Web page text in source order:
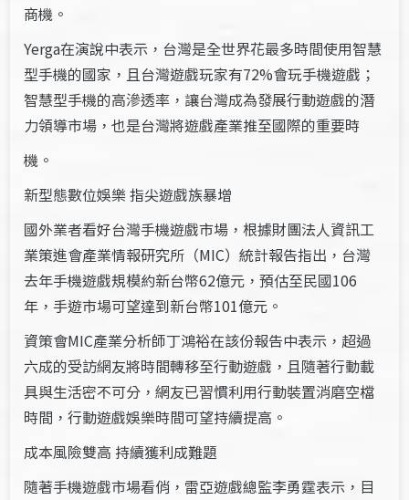
商機。
Yerga在演說中表示，台灣是全世界花最多時間使用智慧
型手機的國家，且台灣遊戲玩家有72%會玩手機遊戲；
智慧型手機的高滲透率，讓台灣成為發展行動遊戲的潛
力領導市場，也是台灣將遊戲產業推至國際的重要時
機。
新型態數位娛樂 指尖遊戲族暴增
國外業者看好台灣手機遊戲市場，根據財團法人資訊工
業策進會產業情報研究所（MIC）統計報告指出，台灣
去年手機遊戲規模約新台幣62億元，預估至民國106
年，手遊市場可望達到新台幣101億元。
資策會MIC產業分析師丁鴻裕在該份報告中表示，超過
六成的受訪網友將時間轉移至行動遊戲，且隨著行動載
具與生活密不可分，網友已習慣利用行動裝置消磨空檔
時間，行動遊戲娛樂時間可望持續提高。
成本風險雙高 持續獲利成難題
隨著手機遊戲市場看俏，雷亞遊戲總監李勇霆表示，目